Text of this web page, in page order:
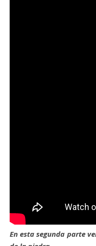
En esta segunda parte